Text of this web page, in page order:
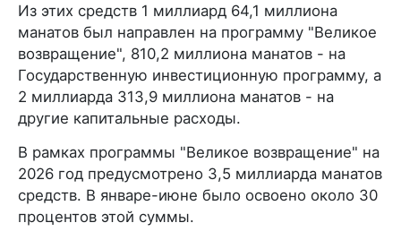
Из этих средств 1 миллиард 64,1 миллиона
манатов был направлен на программу "Великое
возвращение", 810,2 миллиона манатов - на
Государственную инвестиционную программу, а
2 миллиарда 313,9 миллиона манатов - на
другие капитальные расходы.
В рамках программы "Великое возвращение" на
2026 год предусмотрено 3,5 миллиарда манатов
средств. В январе-июне было освоено около 30
процентов этой суммы.